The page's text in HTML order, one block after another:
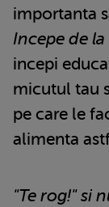
importanta
Incepe de
incepi
micutul tau
pe care le
alimenta
"Te rog!" si